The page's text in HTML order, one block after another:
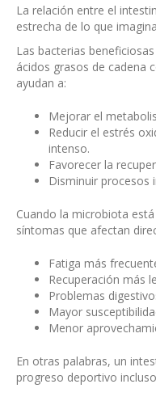
La relación entre el
estrecha de lo que
Las bacterias
ácidos grasos de cadena
ayudan a:
Mejorar el
Reducir el estrés
intenso.
Favorecer la
Disminuir procesos
Cuando la microbiota
síntomas que afectan
Fatiga más
Recuperación más
Problemas
Mayor
Menor
En otras palabras, un
progreso deportivo